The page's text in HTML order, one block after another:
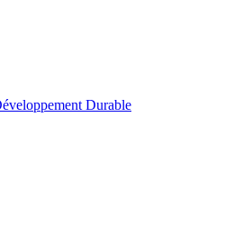
Durable